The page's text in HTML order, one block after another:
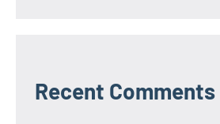
Recent Comments